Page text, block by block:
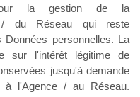
la gestion de la
/ du Réseau qui reste
Données personnelles. La
sur l'intérêt légitime de
jusqu'à demande
à l'Agence / au Réseau.